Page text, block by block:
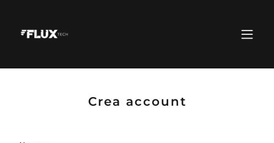
Crea account